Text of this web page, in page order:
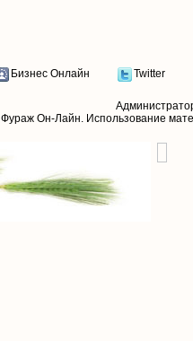
Бизнес Онлайн Twitter
Фураж Он-Лайн. Использование